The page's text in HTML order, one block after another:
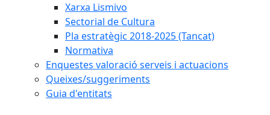
Xarxa Lismivo
Sectorial de Cultura
Pla estratègic 2018-2025 (Tancat)
Normativa
Enquestes valoració serveis i actuacions
Queixes/suggeriments
Guia d'entitats